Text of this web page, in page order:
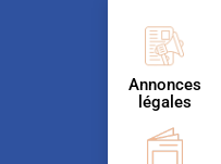
Annonces
légales